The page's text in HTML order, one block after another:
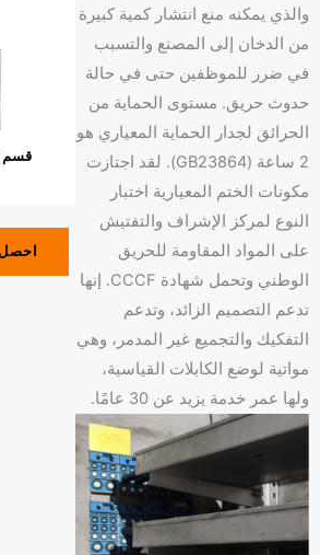
والذي يمكنه منع انتشار كمية كبيرة
من الدخان إلى المصنع والتسبب
في ضرر للموظفين حتى في حالة
حدوث حريق. مستوى الحماية من
الحرائق لجدار الحماية المعياري هو
2 ساعة (GB23864). لقد اجتازت
مكونات الختم المعيارية اختبار
النوع لمركز الإشراف والتفتيش
على المواد المقاومة للحريق
الوطني وتحمل شهادة CCCF. إنها
تدعم التصميم الزائد، وتدعم
التفكيك والتجميع غير المدمر، وهي
مواتية لوضع الكابلات القياسية،
ولها عمر خدمة يزيد عن 30 عامًا.
قسم